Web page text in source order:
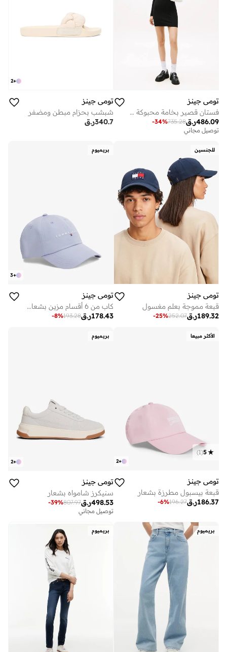
تومي جينز
فستان قصير بخامة محبوكة بقصّة سليم وبادج شعار
ر.ق486.09
735.28
-34%
توصيل مجاني
+
2
تومي جينز
شبشب بحزام مبطن ومضفر
ر.ق340.7
للجنسين
تومي جينز
قبعة مموجة بعلم مغسول
ر.ق189.32
252.07
-25%
بريميوم
+
3
تومي جينز
كاب من 6 أقسام مزين بشعار خطي
ر.ق178.43
193.28
-8%
الأكثر مبيعا
+
2
5
(
1
)
تومي جينز
قبعة بيسبول مطرزة بشعار
ر.ق186.37
196.27
-6%
بريميوم
+
2
تومي جينز
سنيكرز شامواه بشعار
ر.ق498.53
807.97
-39%
توصيل مجاني
بريميوم بريميوم